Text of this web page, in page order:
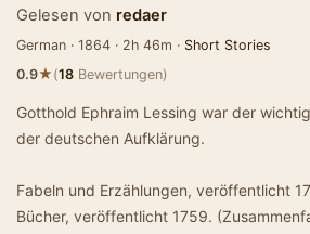
Gelesen von redaer
German · 1864 · 2h 46m · Short Stories
0.9★(18 Bewertungen)
Gotthold Ephraim Lessing war der
der deutschen Aufklärung.
Fabeln und Erzählungen, veröffentlicht
Bücher, veröffentlicht 1759.